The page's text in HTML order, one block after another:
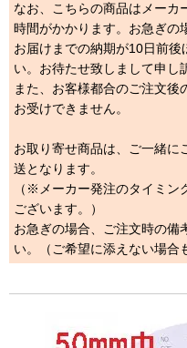
なお、こちらの商品はメーカ
時間がかかります。お急ぎの
お届けまでの納期が10日前後
い。お待たせ致しまして申し
また、お客様都合のご注文後
お受けできません。
お取り寄せ商品は、ご一緒に
送となります。
（※メーカー発注のタイミン
ございます。）
お急ぎの場合、ご注文時の備
い。（ご希望に添えない場合